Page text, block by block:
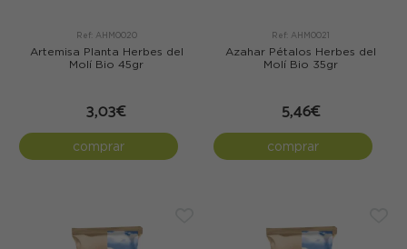
Ref: AHM0020
Artemisa Planta Herbes del
Molí Bio 45gr
3,03€
comprar
Ref: AHM0021
Azahar Pétalos Herbes del
Molí Bio 35gr
5,46€
comprar